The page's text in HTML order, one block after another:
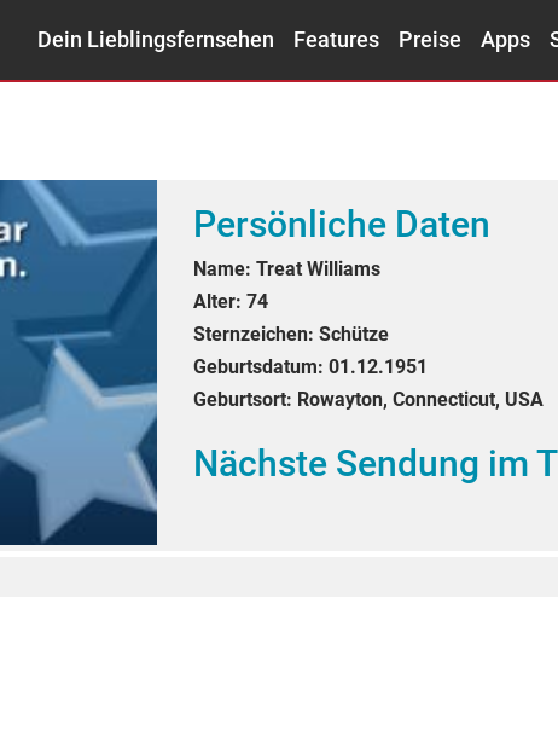
Dein Lieblingsfernsehen Features Preise Apps
Persönliche Daten
Name: Treat Williams
Alter: 74
Sternzeichen: Schütze
Geburtsdatum: 01.12.1951
Geburtsort: Rowayton, Connecticut, USA
Nächste Sendung im